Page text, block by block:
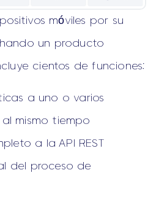
móviles por su
un producto
cientos de funciones:
a uno o varios
al mismo tiempo
a la API REST
del proceso de